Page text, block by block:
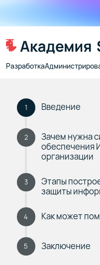
Разработка
1 Введение
2
Зачем нужна
обеспечения
организации
3
Этапы
защиты
4 Как может
5 Заключение